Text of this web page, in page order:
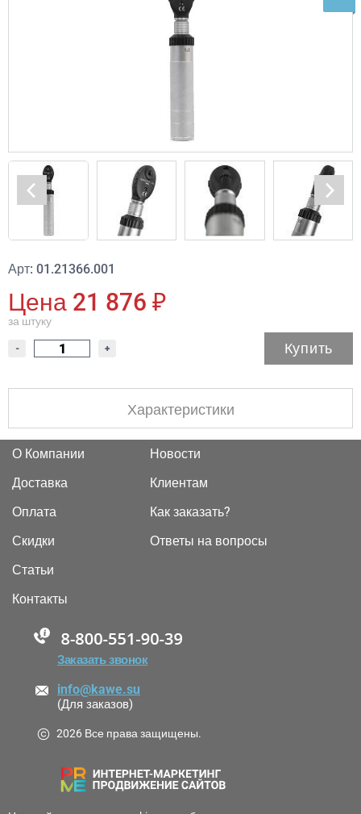
Арт: 01.21366.001
Цена 21 876 ₽
за штуку
- + Купить
Характеристики
О Компании
Доставка
Оплата
Скидки
Новости
Клиентам
Как заказать?
Ответы на вопросы
Статьи
Контакты
88005555550
Заказать звонок
info@kawe.su
(Для заказов)
2026 Все права защищены.